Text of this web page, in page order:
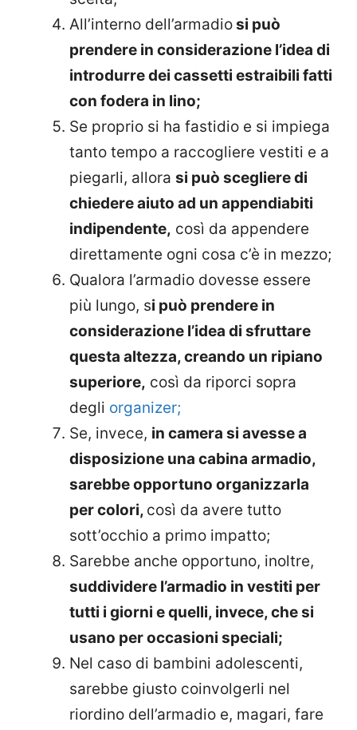
All’interno dell’armadiosi può
prendere in considerazione l’idea di
introdurre dei cassetti estraibili fatti
con fodera in lino;
Se proprio si ha fastidio e si impiega
tanto tempo a raccogliere vestiti e a
piegarli, allora si può scegliere di
chiedere aiuto ad un appendiabiti
indipendente, così da appendere
direttamente ogni cosa c’è in mezzo;
Qualora l’armadio dovesse essere
più lungo, si può prendere in
considerazione l’idea di sfruttare
questa altezza, creando un ripiano
superiore, così da riporci sopra
degli organizer;
Se, invece, in camera si avesse a
disposizione una cabina armadio,
sarebbe opportuno organizzarla
per colori, così da avere tutto
sott’occhio a primo impatto;
Sarebbe anche opportuno, inoltre,
suddividere l’armadio in vestiti per
tutti i giorni e quelli, invece, che si
usano per occasioni speciali;
Nel caso di bambini adolescenti,
sarebbe giusto coinvolgerli nel
riordino dell’armadio e, magari, fare